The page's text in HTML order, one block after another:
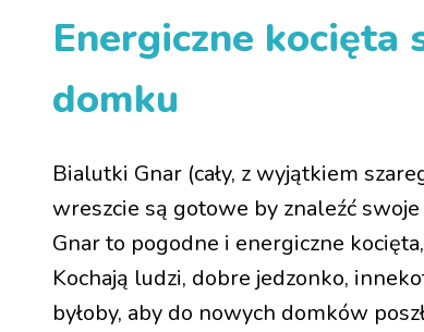
Energiczne kocięta
domku
Bialutki Gnar (cały, z wyjątkiem
wreszcie są gotowe by znaleźć swoje
Gnar to pogodne i energiczne
Kochają ludzi, dobre jedzonko,
byłoby, aby do nowych domków